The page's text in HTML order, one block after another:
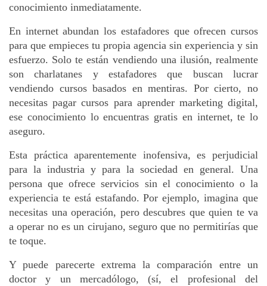
conocimiento inmediatamente.
En internet abundan los estafadores que ofrecen cursos
para que empieces tu propia agencia sin experiencia y sin
esfuerzo. Solo te están vendiendo una ilusión, realmente
son charlatanes y estafadores que buscan lucrar
vendiendo cursos basados en mentiras. Por cierto, no
necesitas pagar cursos para aprender marketing digital,
ese conocimiento lo encuentras gratis en internet, te lo
aseguro.
Esta práctica aparentemente inofensiva, es perjudicial
para la industria y para la sociedad en general. Una
persona que ofrece servicios sin el conocimiento o la
experiencia te está estafando. Por ejemplo, imagina que
necesitas una operación, pero descubres que quien te va
a operar no es un cirujano, seguro que no permitirías que
te toque.
Y puede parecerte extrema la comparación entre un
doctor y un mercadólogo, (sí, el profesional del